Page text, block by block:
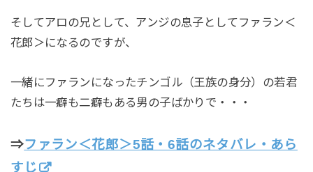
そしてアロの兄として、アンジの息子としてファラン＜
花郎＞になるのですが、
一緒にファランになったチンゴル（王族の身分）の若君
たちは一癖も二癖もある男の子ばかりで・・・
⇒ファラン＜花郎＞5話・6話のネタバレ・あら
すじ